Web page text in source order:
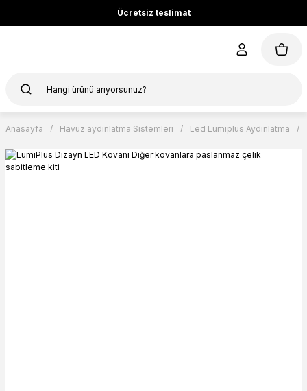
Ücretsiz teslimat
Anasayfa Havuz aydınlatma Sistemleri Led Lumiplus Aydınlatma